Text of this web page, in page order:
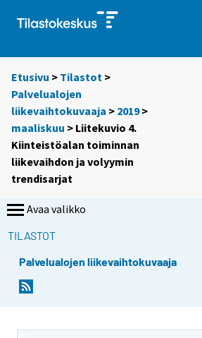
Etusivu > Tilastot >
Palvelualojen
liikevaihtokuvaaja > 2019>
maaliskuu > Liitekuvio 4.
Kiinteistöalan toiminnan
liikevaihdon ja volyymin
trendisarjat
Avaa valikko
TILASTOT
Palvelualojen liikevaihtokuvaaja